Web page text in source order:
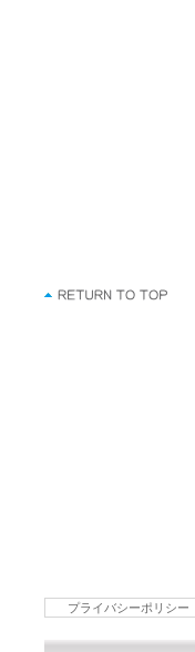
プライバシーポリシー